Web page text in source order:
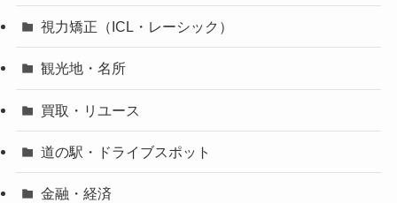
視力矯正（ICL・レーシック）
観光地・名所
買取・リユース
道の駅・ドライブスポット
金融・経済